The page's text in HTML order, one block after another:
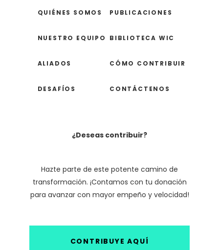
QUIÉNES SOMOS
NUESTRO EQUIPO
ALIADOS
DESAFÍOS
PUBLICACIONES
BIBLIOTECA WIC
CÓMO CONTRIBUIR
CONTÁCTENOS
¿Deseas contribuir?
Hazte parte de este potente camino de
transformación. ¡Contamos con tu donación
para avanzar con mayor empeño y velocidad!
CONTRIBUYE AQUÍ